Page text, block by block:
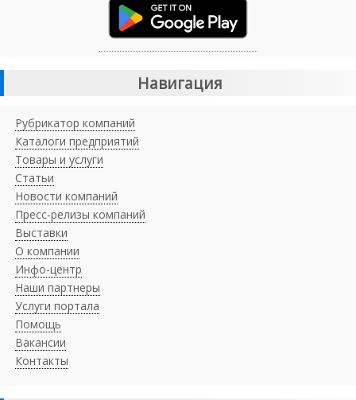
Навигация
Рубрикатор компаний
Каталоги предприятий
Товары и услуги
Статьи
Новости компаний
Пресс-релизы компаний
Выставки
О компании
Инфо-центр
Наши партнеры
Услуги портала
Помощь
Вакансии
Контакты